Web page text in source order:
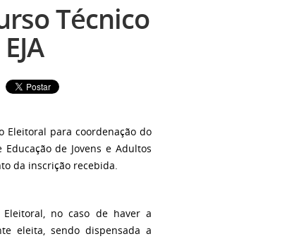
Técnico
Eleitoral para coordenação do
de Jovens e Adultos
da inscrição recebida.
no caso de haver a
eleita, sendo dispensada a